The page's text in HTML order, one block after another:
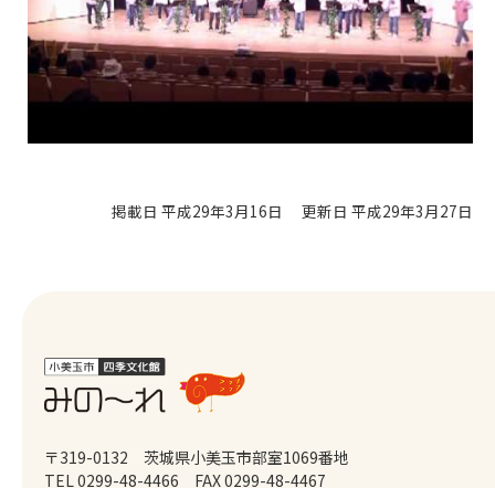
掲載日 平成29年3月16日 更新日 平成29年3月27日
〒319-0132 茨城県小美玉市部室1069番地
TEL 0299-48-4466
FAX 0299-48-4467